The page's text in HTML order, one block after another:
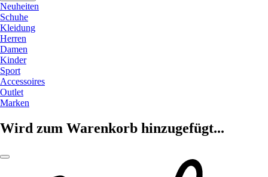
Neuheiten
Schuhe
Kleidung
Herren
Damen
Kinder
Sport
Accessoires
Outlet
Marken
Wird zum Warenkorb hinzugefügt...